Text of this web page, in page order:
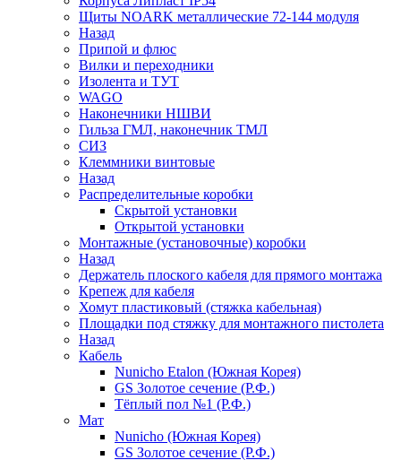
Щиты NOARK металлические 72-144 модуля
Назад
Припой и флюс
Вилки и переходники
Изолента и ТУТ
WAGO
Наконечники НШВИ
Гильза ГМЛ, наконечник ТМЛ
СИЗ
Клеммники винтовые
Назад
Распределительные коробки
Скрытой установки
Открытой установки
Монтажные (установочные) коробки
Назад
Держатель плоского кабеля для прямого монтажа
Крепеж для кабеля
Хомут пластиковый (стяжка кабельная)
Площадки под стяжку для монтажного пистолета
Назад
Кабель
Nunicho Etalon (Южная Корея)
GS Золотое сечение (Р.Ф.)
Тёплый пол №1 (Р.Ф.)
Мат
Nunicho (Южная Корея)
GS Золотое сечение (Р.Ф.)